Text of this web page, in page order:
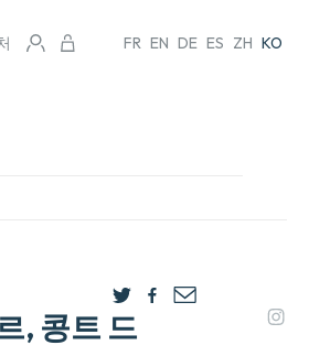
FR EN DE ES ZH KO
, 콩트 드